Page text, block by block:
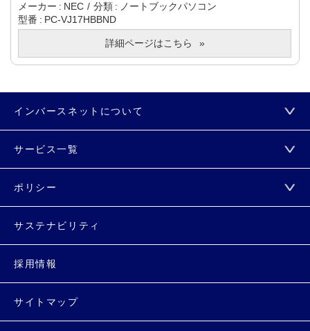
メーカー NEC 分類
ノートブックパソコン
型番
PC-VJ17HBBND
詳細ページはこちら
インバースネットについて
サービス一覧
ポリシー
サステナビリティ
採用情報
サイトマップ